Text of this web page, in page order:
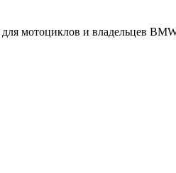
мотоциклов и владельцев